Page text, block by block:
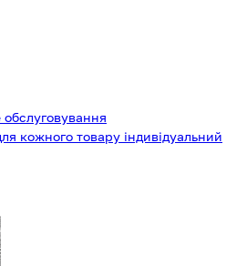
обслуговування
кожного товару індивідуальний